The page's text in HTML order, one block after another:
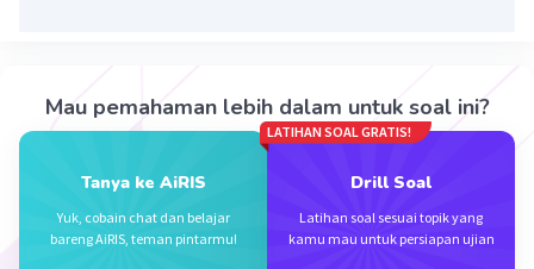
Mau pemahaman lebih dalam untuk soal ini?
Tanya ke AiRIS
Yuk, cobain chat dan belajar
bareng AiRIS, teman pintarmu!
LATIHAN SOAL GRATIS!
Drill Soal
Latihan soal sesuai topik yang
kamu mau untuk persiapan ujian